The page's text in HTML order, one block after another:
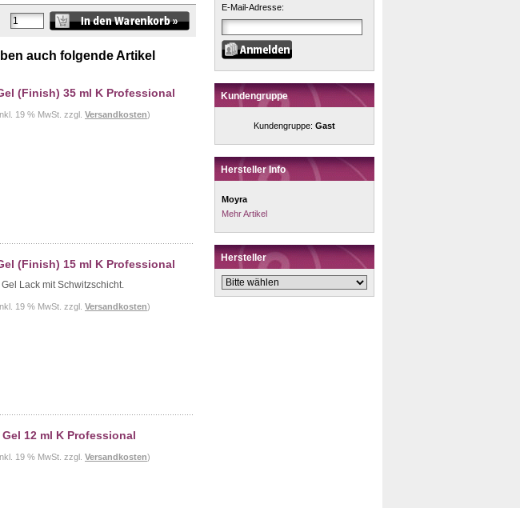
auch folgende Artikel
(Finish) 35 ml K Professional
19 % MwSt. zzgl. Versandkosten)
(Finish) 15 ml K Professional
Lack mit Schwitzschicht.
19 % MwSt. zzgl. Versandkosten)
12 ml K Professional
19 % MwSt. zzgl. Versandkosten)
E-Mail-Adresse:
Kundengruppe
Kundengruppe: Gast
Hersteller Info
Moyra
Mehr Artikel
Hersteller